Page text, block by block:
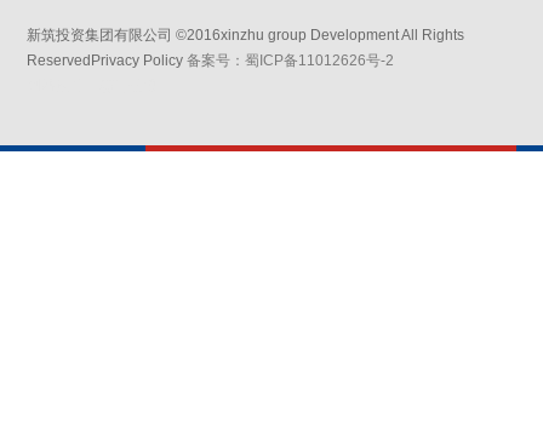
新筑投资集团有限公司 ©2016xinzhu group Development All Rights
ReservedPrivacy Policy备案号：蜀ICP备11012626号-2